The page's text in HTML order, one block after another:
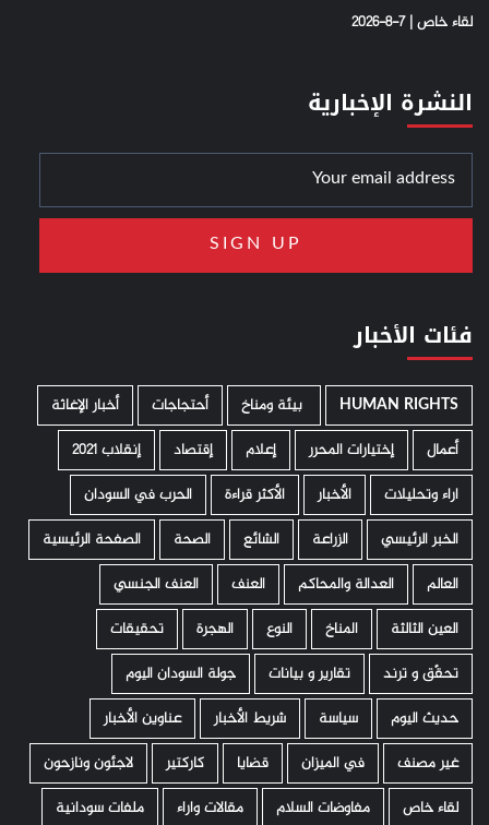
لقاء خاص | 7-8-2026
النشرة الإخبارية
فئات الأخبار
HUMAN RIGHTS ­ بيئة ومناخ أحتجاجات
أخبار الإغاثة
أعمال
إختيارات المحرر إعلام إقتصاد
إنقلاب 2021
اراء وتحليلات
الأخبار الأكثر قراءة
الحرب في السودان
الخبر الرئيسي
الزراعة الشائع الصحة
الصفحة الرئيسية
العالم
العدالة والمحاكم العنف
العنف الجنسي
العين الثالثة
المناخ النوع الهجرة
تحقيقات
تحقّق و ترند
تقارير و بيانات
جولة السودان اليوم
حديث اليوم
سياسة شريط الأخبار
عناوين الأخبار
غير مصنف
في الميزان قضايا كاركتير
لاجئون ونازحون
لقاء خاص
مفاوضات السلام مقالات واراء ملفات سودانية